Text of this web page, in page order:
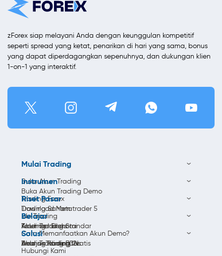
zForex siap melayani Anda dengan keunggulan kompetitif
seperti spread yang ketat, penarikan di hari yang sama, bonus
yang dapat diperdagangkan sepenuhnya, dan dukungan klien
1-on-1 yang interaktif.
Mulai Trading
Buka Akun Trading
Buka Akun Trading Demo
Download Metatrader 5
Akun Trading Standar
Akun Trading ECN
Instrumen
Trading Forex
Trading Saham
Trading Indeks
Trading Komoditas
Riset Pasar
Ide Trading
Kalender Ekonomi
Analisis Trading
Belajar
Cara Memanfaatkan Akun Demo?
Belajar Trading Gratis
Solusi
Hubungi Kami